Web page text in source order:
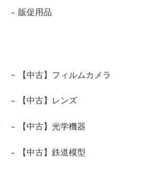
販促用品
【中古】フィルムカメラ
【中古】レンズ
【中古】光学機器
【中古】鉄道模型